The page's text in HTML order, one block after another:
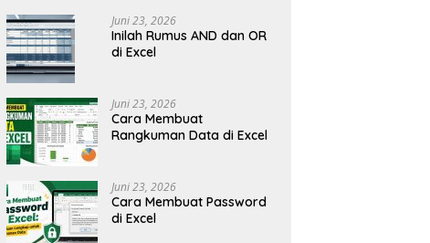
Juni 23, 2026
Inilah Rumus AND dan OR
di Excel
Juni 23, 2026
Cara Membuat
Rangkuman Data di Excel
Juni 23, 2026
Cara Membuat Password
di Excel